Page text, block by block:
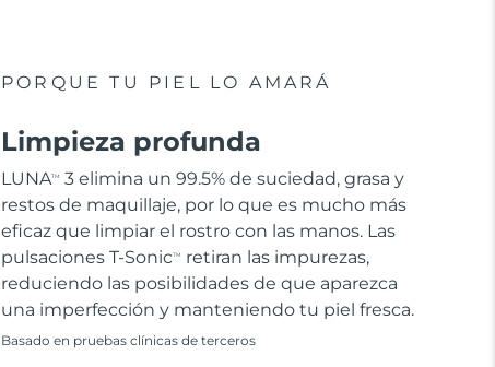
PORQUE TU PIEL LO AMARÁ
Limpieza profunda
LUNATM
3 elimina un 99.5% de suciedad, grasa y
restos de maquillaje, por lo que es mucho más
eficaz que limpiar el rostro con las manos. Las
pulsaciones T-SonicTM
retiran las impurezas,
reduciendo las posibilidades de que aparezca
una imperfección y manteniendo tu piel fresca.
Basado en pruebas clínicas de terceros